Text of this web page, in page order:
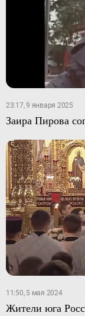
23:17, 9 января 2025
Заира Пирова
11:50, 5 мая 2024
Жители юга